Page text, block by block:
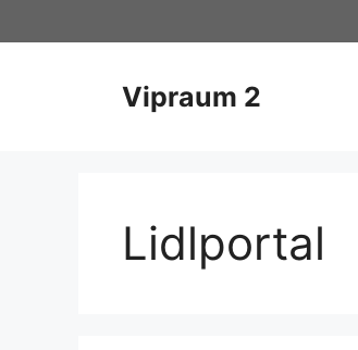
Inhalt
Vipraum 2
Lidlportal